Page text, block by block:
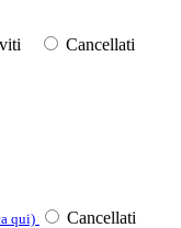
Cancellati
qui) Cancellati